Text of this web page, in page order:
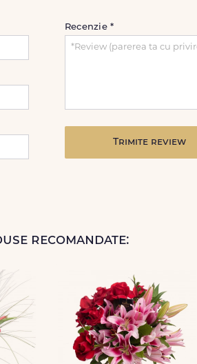
Recenzie *
Trimite review
recomandate: